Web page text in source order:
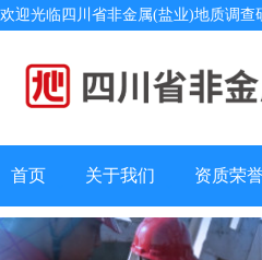
欢迎光临四川省非金属(盐业)地质调查
首页 关于我们 资质荣